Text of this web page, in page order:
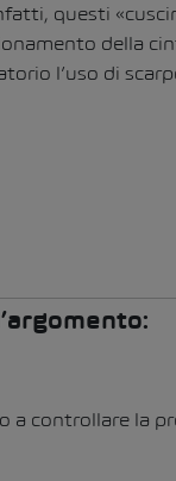
questi
della
l’uso di
a controllare la